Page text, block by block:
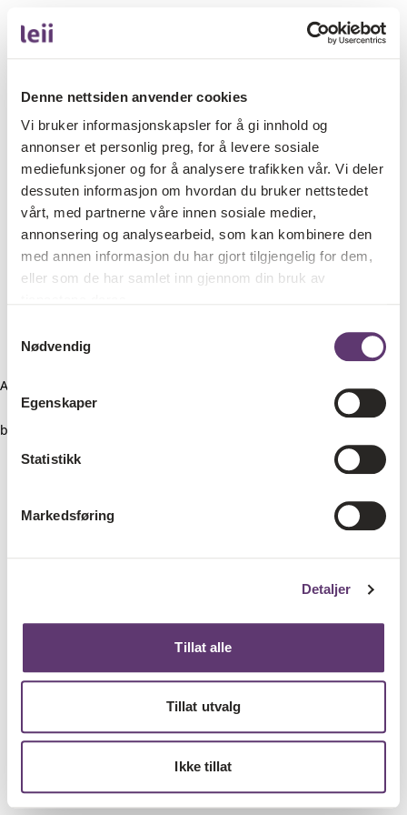
Denne nettsiden anvender cookies
Vi bruker informasjonskapsler for å gi innhold og
annonser et personlig preg, for å levere sosiale
mediefunksjoner og for å analysere trafikken vår. Vi deler
dessuten informasjon om hvordan du bruker nettstedet
vårt, med partnerne våre innen sosiale medier,
annonsering og analysearbeid, som kan kombinere den
med annen informasjon du har gjort tilgjengelig for dem,
eller som de har samlet inn gjennom din bruk av
Nødvendig
Egenskaper
Statistikk
Markedsføring
Detaljer
Tillat alle
Tillat utvalg
Ikke tillat
Application error: a client-side exception has occurred (see the
browser console for more information)